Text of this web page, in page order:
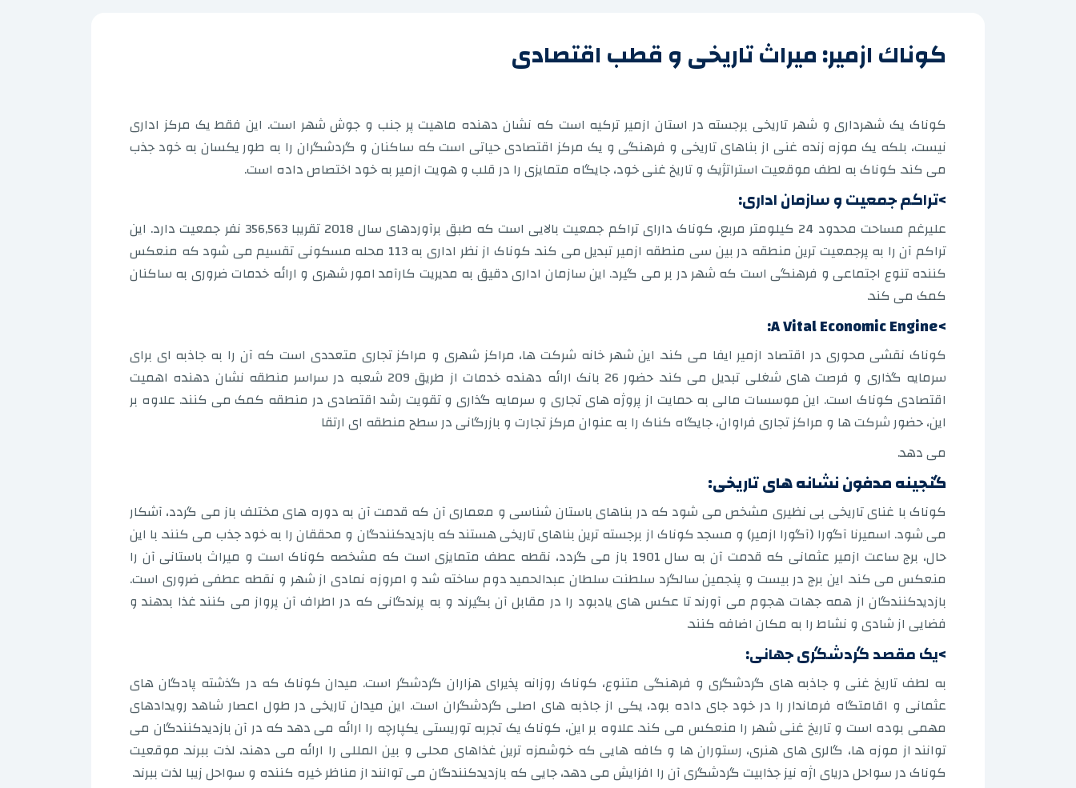
کوناك ازمیر: میراث تاریخی و قطب اقتصادی
کوناک یک شهرداری و شهر تاریخی برجسته در استان ازمیر ترکیه است که نشان دهنده ماهیت پر جنب و جوش شهر است. این فقط یک مرکز اداری
نیست، بلکه یک موزه زنده غنی از بناهای تاریخی و فرهنگی و یک مرکز اقتصادی حیاتی است که ساکنان و گردشگران را به طور یکسان به خود جذب
می کند. کوناک به لطف موقعیت استراتژیک و تاریخ غنی خود، جایگاه متمایزی را در قلب و هویت ازمیر به خود اختصاص داده است.
>تراکم جمعیت و سازمان اداری:
علیرغم مساحت محدود 24 کیلومتر مربع، کوناک دارای تراکم جمعیت بالایی است که طبق برآوردهای سال 2018 تقریبا 356,563 نفر جمعیت دارد. این
تراکم آن را به پرجمعیت ترین منطقه در بین سی منطقه ازمیر تبدیل می کند. کوناک از نظر اداری به 113 محله مسکونی تقسیم می شود که منعکس
کننده تنوع اجتماعی و فرهنگی است که شهر در بر می گیرد. این سازمان اداری دقیق به مدیریت کارآمد امور شهری و ارائه خدمات ضروری به ساکنان
کمک می کند.
>A Vital Economic Engine:
کوناک نقشی محوری در اقتصاد ازمیر ایفا می کند. این شهر خانه شرکت ها، مراکز شهری و مراکز تجاری متعددی است که آن را به جاذبه ای برای
سرمایه گذاری و فرصت های شغلی تبدیل می کند. حضور 26 بانک ارائه دهنده خدمات از طریق 209 شعبه در سراسر منطقه نشان دهنده اهمیت
اقتصادی کوناک است. این موسسات مالی به حمایت از پروژه های تجاری و سرمایه گذاری و تقویت رشد اقتصادی در منطقه کمک می کنند. علاوه بر
این، حضور شرکت ها و مراکز تجاری فراوان، جایگاه کناک را به عنوان مرکز تجارت و بازرگانی در سطح منطقه ای ارتقا
می دهد.
گنجینه مدفون نشانه های تاریخی:
کوناک با غنای تاریخی بی نظیری مشخص می شود که در بناهای باستان شناسی و معماری آن که قدمت آن به دوره های مختلف باز می گردد، آشکار
می شود. اسمیرنا آگورا (آگورا ازمیر) و مسجد کوناک از برجسته ترین بناهای تاریخی هستند که بازدیدکنندگان و محققان را به خود جذب می کنند. با این
حال، برج ساعت ازمیر عثمانی که قدمت آن به سال 1901 باز می گردد، نقطه عطف متمایزی است که مشخصه کوناک است و میراث باستانی آن را
منعکس می کند. این برج در بیست و پنجمین سالگرد سلطنت سلطان عبدالحمید دوم ساخته شد و امروزه نمادی از شهر و نقطه عطفی ضروری است.
بازدیدکنندگان از همه جهات هجوم می آورند تا عکس های یادبود را در مقابل آن بگیرند و به پرندگانی که در اطراف آن پرواز می کنند غذا بدهند و
فضایی از شادی و نشاط را به مکان اضافه کنند.
>یک مقصد گردشگری جهانی:
به لطف تاریخ غنی و جاذبه های گردشگری و فرهنگی متنوع، کوناک روزانه پذیرای هزاران گردشگر است. میدان کوناک که در گذشته پادگان های
عثمانی و اقامتگاه فرماندار را در خود جای داده بود، یکی از جاذبه های اصلی گردشگران است. این میدان تاریخی در طول اعصار شاهد رویدادهای
مهمی بوده است و تاریخ غنی شهر را منعکس می کند. علاوه بر این، کوناک یک تجربه توریستی یکپارچه را ارائه می دهد که در آن بازدیدکنندگان می
توانند از موزه ها، گالری های هنری، رستوران ها و کافه هایی که خوشمزه ترین غذاهای محلی و بین المللی را ارائه می دهند، لذت ببرند. موقعیت
کوناک در سواحل دریای اژه نیز جذابیت گردشگری آن را افزایش می دهد، جایی که بازدیدکنندگان می توانند از مناظر خیره کننده و سواحل زیبا لذت ببرند.